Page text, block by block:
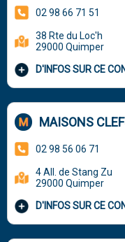
02 98 66 71 51
38 Rte du Loc'h
29000 Quimper
D'INFOS SUR CE
MAISONS
02 98 56 06 71
4 All. de Stang Zu
29000 Quimper
D'INFOS SUR CE